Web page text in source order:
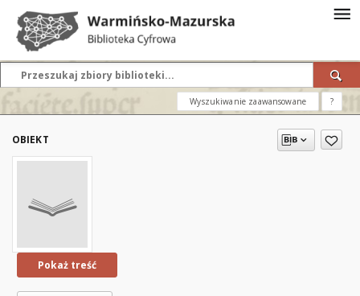
Wyszukiwanie zaawansowane ?
OBIEKT
Pokaż treść